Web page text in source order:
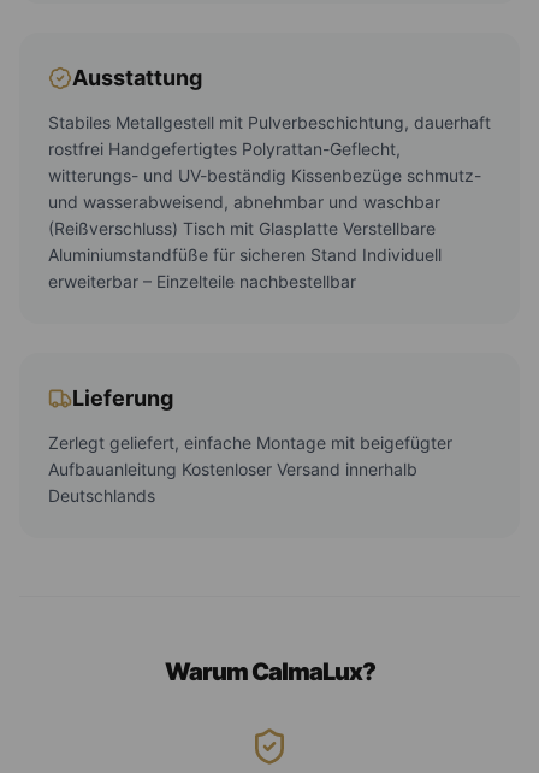
Ausstattung
Stabiles Metallgestell mit Pulverbeschichtung, dauerhaft
rostfrei Handgefertigtes Polyrattan-Geflecht,
witterungs- und UV-beständig Kissenbezüge schmutz-
und wasserabweisend, abnehmbar und waschbar
(Reißverschluss) Tisch mit Glasplatte Verstellbare
Aluminiumstandfüße für sicheren Stand Individuell
erweiterbar – Einzelteile nachbestellbar
Lieferung
Zerlegt geliefert, einfache Montage mit beigefügter
Aufbauanleitung Kostenloser Versand innerhalb
Deutschlands
Warum CalmaLux?